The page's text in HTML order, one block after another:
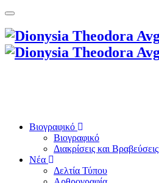
Βιογραφικό
Βιογραφικό
Διακρίσεις και Βραβεύσεις
Νέα
Δελτία Τύπου